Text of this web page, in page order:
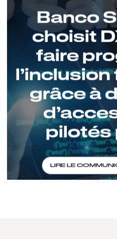
Banco
choisit
faire
grâce à
pilotés
LIRE LE